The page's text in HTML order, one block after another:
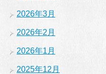
2026年3月
2026年2月
2026年1月
2025年12月